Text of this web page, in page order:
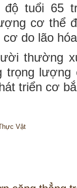
tuổi 65
cơ thể
do lão
thường
trọng
triển cơ
Vật